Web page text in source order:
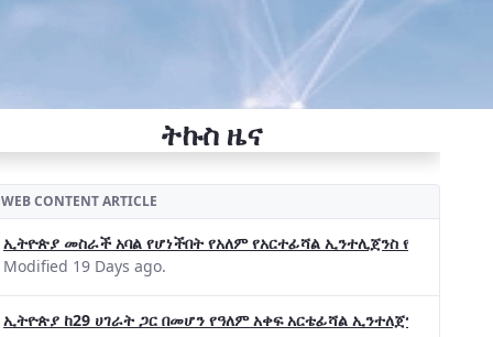
ትኩስ ዜና
WEB CONTENT ARTICLE
ኢትዮጵያ መስራች አባል የሆነችበት የአለም የአርተፊሻል ኢንተሊጀንስ የትብብር
Modified 19 Days ago.
ኢትዮጵያ ከ29 ሀገራት ጋር በመሆን የዓለም አቀፍ አርቴፊሻል ኢንተለጀንስ ትብብር